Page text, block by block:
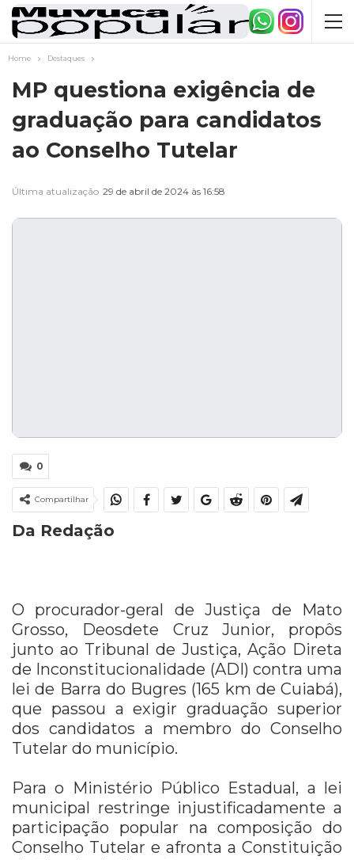
Home Destaques
MP questiona exigência de
graduação para candidatos
ao Conselho Tutelar
Última atualização 29 de abril de 2024 às 16:58
0
Compartilhar
Da Redação
O procurador-geral de Justiça de Mato
Grosso, Deosdete Cruz Junior, propôs
junto ao Tribunal de Justiça, Ação Direta
de Inconstitucionalidade (ADI) contra uma
lei de Barra do Bugres (165 km de Cuiabá),
que passou a exigir graduação superior
dos candidatos a membro do Conselho
Tutelar do município.
Para o Ministério Público Estadual, a lei
municipal restringe injustificadamente a
participação popular na composição do
Conselho Tutelar e afronta a Constituição